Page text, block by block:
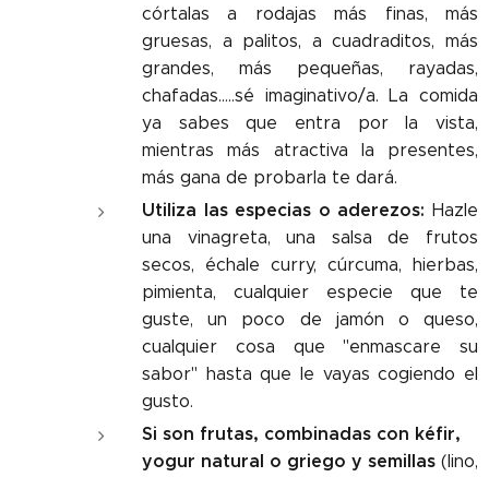
córtalas a rodajas más finas, más
gruesas, a palitos, a cuadraditos, más
grandes, más pequeñas, rayadas,
chafadas.....sé imaginativo/a. La comida
ya sabes que entra por la vista,
mientras más atractiva la presentes,
más gana de probarla te dará.
Utiliza las especias o aderezos: Hazle
una vinagreta, una salsa de frutos
secos, échale curry, cúrcuma, hierbas,
pimienta, cualquier especie que te
guste, un poco de jamón o queso,
cualquier cosa que "enmascare su
sabor" hasta que le vayas cogiendo el
gusto.
Si son frutas, combinadas con kéfir,
yogur natural o griego y semillas (lino,